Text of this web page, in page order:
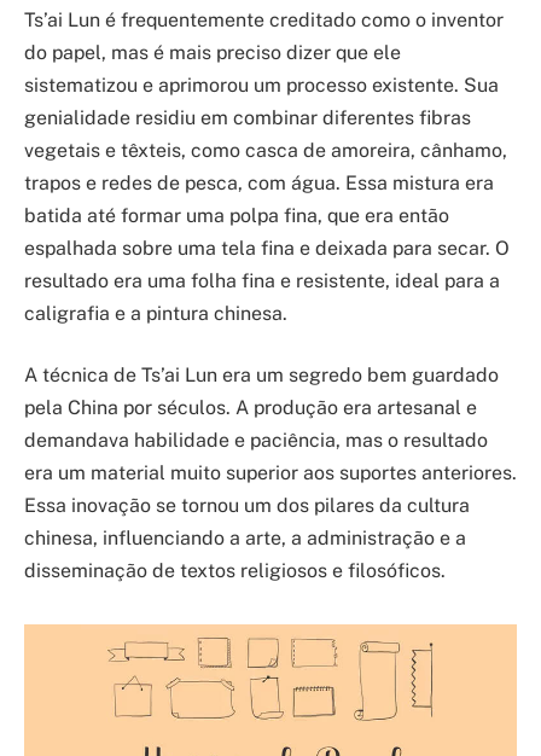
Ts’ai Lun é frequentemente creditado como o inventor
do papel, mas é mais preciso dizer que ele
sistematizou e aprimorou um processo existente. Sua
genialidade residiu em combinar diferentes fibras
vegetais e têxteis, como casca de amoreira, cânhamo,
trapos e redes de pesca, com água. Essa mistura era
batida até formar uma polpa fina, que era então
espalhada sobre uma tela fina e deixada para secar. O
resultado era uma folha fina e resistente, ideal para a
caligrafia e a pintura chinesa.
A técnica de Ts’ai Lun era um segredo bem guardado
pela China por séculos. A produção era artesanal e
demandava habilidade e paciência, mas o resultado
era um material muito superior aos suportes anteriores.
Essa inovação se tornou um dos pilares da cultura
chinesa, influenciando a arte, a administração e a
disseminação de textos religiosos e filosóficos.